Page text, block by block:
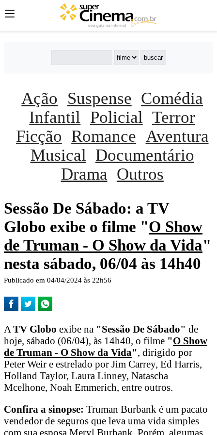
Ação Suspense Comédia
Infantil
Policial Terror
Ficção Romance Aventura
Musical
Documentário
Drama Outros
Sessão De Sábado: a TV
Globo exibe o filme "O Show
de Truman - O Show da Vida"
nesta sábado, 06/04 às 14h40
Publicado em 04/04/2024 às 22h56
A TV Globo exibe na "Sessão De Sábado" de
hoje, sábado (06/04), às 14h40, o filme "O Show
de Truman - O Show da Vida", dirigido por
Peter Weir e estrelado por Jim Carrey, Ed Harris,
Holland Taylor, Laura Linney, Natascha
Mcelhone, Noah Emmerich, entre outros.
Confira a sinopse: Truman Burbank é um pacato
vendedor de seguros que leva uma vida simples
com sua esposa Meryl Burbank. Porém, algumas